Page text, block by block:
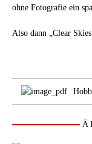
ohne Fotografie ein
Also dann „Clear